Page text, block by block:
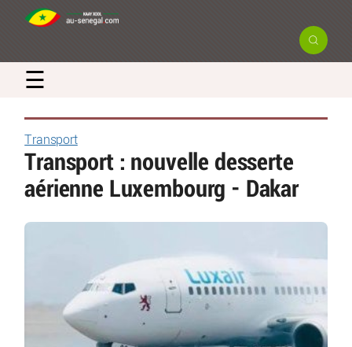
☰
Transport
Transport : nouvelle desserte
aérienne Luxembourg - Dakar